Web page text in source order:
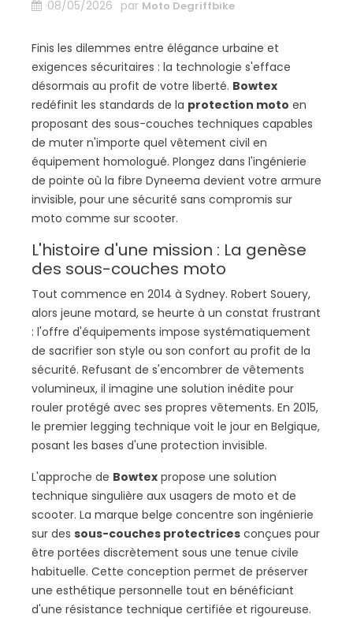
08/05/2026 par Moto Degriffbike
Finis les dilemmes entre élégance urbaine et
exigences sécuritaires : la technologie s'efface
désormais au profit de votre liberté. Bowtex
redéfinit les standards de la protection moto en
proposant des sous-couches techniques capables
de muter n'importe quel vêtement civil en
équipement homologué. Plongez dans l'ingénierie
de pointe où la fibre Dyneema devient votre armure
invisible, pour une sécurité sans compromis sur
moto comme sur scooter.
L'histoire d'une mission : La genèse
des sous-couches moto
Tout commence en 2014 à Sydney. Robert Souery,
alors jeune motard, se heurte à un constat frustrant
: l'offre d'équipements impose systématiquement
de sacrifier son style ou son confort au profit de la
sécurité. Refusant de s'encombrer de vêtements
volumineux, il imagine une solution inédite pour
rouler protégé avec ses propres vêtements. En 2015,
le premier legging technique voit le jour en Belgique,
posant les bases d'une protection invisible.
L'approche de Bowtex propose une solution
technique singulière aux usagers de moto et de
scooter. La marque belge concentre son ingénierie
sur des sous-couches protectrices conçues pour
être portées discrètement sous une tenue civile
habituelle. Cette conception permet de préserver
une esthétique personnelle tout en bénéficiant
d'une résistance technique certifiée et rigoureuse.